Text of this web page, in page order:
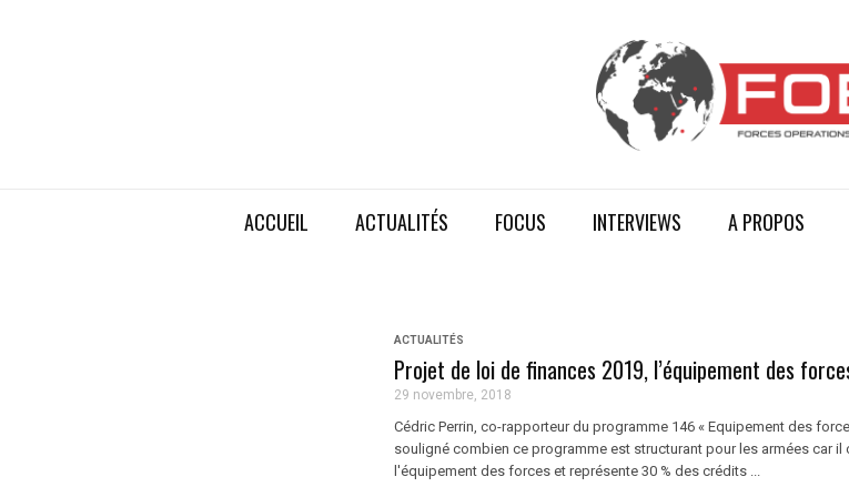
ACCUEIL ACTUALITÉS FOCUS INTERVIEWS A PROPOS
ACTUALITÉS
Projet de loi de finances 2019, l’équipement des
29 novembre, 2018
Cédric Perrin, co-rapporteur du programme 146 « Equipement des
souligné combien ce programme est structurant pour les armées car il
l'équipement des forces et représente 30 % des crédits ...